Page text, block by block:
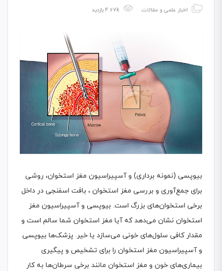
اخبار علمی و مقالات
بیوپسی (نمونه برداری) و آسپیراسیون مغز استخوان، روشی
برای جمع‌آوری و بررسی مغز استخوان ، بافت اسفنجی در داخل
برخی استخوان‌های بزرگ است. بیوپسی و آسپیراسیون مغز
استخوان نشان می‌دهد که آیا مغز استخوان شما سالم است و
مقدار کافی سلول‌های خونی می‌سازد یا خیر. پزشک‌ها بیوپسی
و آسپیراسیون مغز استخوان را برای تشخیص و پیگیری
بیماری‌های خون و مغز استخوان مانند برخی سرطان‌ها به کار